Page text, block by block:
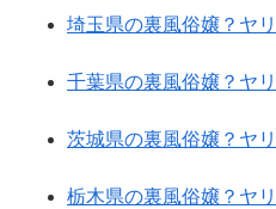
埼玉県の裏風俗嬢？ヤ
千葉県の裏風俗嬢？ヤ
茨城県の裏風俗嬢？ヤ
栃木県の裏風俗嬢？ヤ